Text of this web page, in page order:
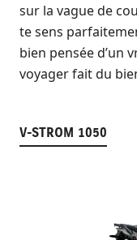
sur la vague de
te sens
bien pensée d’un
voyager fait du
V-STROM 1050